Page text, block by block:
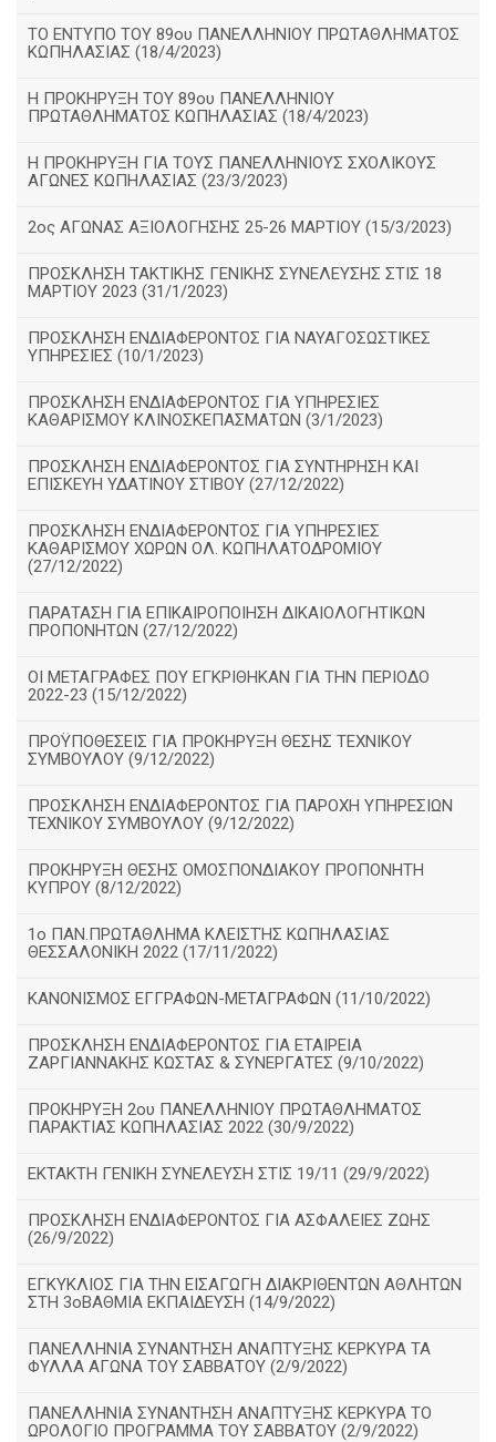
ΤΟ ΕΝΤΥΠΟ ΤΟΥ 89ου ΠΑΝΕΛΛΗΝΙΟΥ ΠΡΩΤΑΘΛΗΜΑΤΟΣ
ΚΩΠΗΛΑΣΙΑΣ (18/4/2023)
Η ΠΡΟΚΗΡΥΞΗ ΤΟΥ 89ου ΠΑΝΕΛΛΗΝΙΟΥ
ΠΡΩΤΑΘΛΗΜΑΤΟΣ ΚΩΠΗΛΑΣΙΑΣ (18/4/2023)
Η ΠΡΟΚΗΡΥΞΗ ΓΙΑ ΤΟΥΣ ΠΑΝΕΛΛΗΝΙΟΥΣ ΣΧΟΛΙΚΟΥΣ
ΑΓΩΝΕΣ ΚΩΠΗΛΑΣΙΑΣ (23/3/2023)
2ος ΑΓΩΝΑΣ ΑΞΙΟΛΟΓΗΣΗΣ 25-26 ΜΑΡΤΙΟΥ (15/3/2023)
ΠΡΟΣΚΛΗΣΗ ΤΑΚΤΙΚΗΣ ΓΕΝΙΚΗΣ ΣΥΝΕΛΕΥΣΗΣ ΣΤΙΣ 18
ΜΑΡΤΙΟΥ 2023 (31/1/2023)
ΠΡΟΣΚΛΗΣΗ ΕΝΔΙΑΦΕΡΟΝΤΟΣ ΓΙΑ ΝΑΥΑΓΟΣΩΣΤΙΚΕΣ
ΥΠΗΡΕΣΙΕΣ (10/1/2023)
ΠΡΟΣΚΛΗΣΗ ΕΝΔΙΑΦΕΡΟΝΤΟΣ ΓΙΑ ΥΠΗΡΕΣΙΕΣ
ΚΑΘΑΡΙΣΜΟΥ ΚΛΙΝΟΣΚΕΠΑΣΜΑΤΩΝ (3/1/2023)
ΠΡΟΣΚΛΗΣΗ ΕΝΔΙΑΦΕΡΟΝΤΟΣ ΓΙΑ ΣΥΝΤΗΡΗΣΗ ΚΑΙ
ΕΠΙΣΚΕΥΗ ΥΔΑΤΙΝΟΥ ΣΤΙΒΟΥ (27/12/2022)
ΠΡΟΣΚΛΗΣΗ ΕΝΔΙΑΦΕΡΟΝΤΟΣ ΓΙΑ ΥΠΗΡΕΣΙΕΣ
ΚΑΘΑΡΙΣΜΟΥ ΧΩΡΩΝ ΟΛ. ΚΩΠΗΛΑΤΟΔΡΟΜΙΟΥ
(27/12/2022)
ΠΑΡΑΤΑΣΗ ΓΙΑ ΕΠΙΚΑΙΡΟΠΟΙΗΣΗ ΔΙΚΑΙΟΛΟΓΗΤΙΚΩΝ
ΠΡΟΠΟΝΗΤΩΝ (27/12/2022)
ΟΙ ΜΕΤΑΓΡΑΦΕΣ ΠΟΥ ΕΓΚΡΙΘΗΚΑΝ ΓΙΑ ΤΗΝ ΠΕΡΙΟΔΟ
2022-23 (15/12/2022)
ΠΡΟΫΠΟΘΕΣΕΙΣ ΓΙΑ ΠΡΟΚΗΡΥΞΗ ΘΕΣΗΣ ΤΕΧΝΙΚΟΥ
ΣΥΜΒΟΥΛΟΥ (9/12/2022)
ΠΡΟΣΚΛΗΣΗ ΕΝΔΙΑΦΕΡΟΝΤΟΣ ΓΙΑ ΠΑΡΟΧΗ ΥΠΗΡΕΣΙΩΝ
ΤΕΧΝΙΚΟΥ ΣΥΜΒΟΥΛΟΥ (9/12/2022)
ΠΡΟΚΗΡΥΞΗ ΘΕΣΗΣ ΟΜΟΣΠΟΝΔΙΑΚΟΥ ΠΡΟΠΟΝΗΤΗ
ΚΥΠΡΟΥ (8/12/2022)
1ο ΠΑΝ.ΠΡΩΤΑΘΛΗΜΑ ΚΛΕΙΣΤΉΣ ΚΩΠΗΛΑΣΙΑΣ
ΘΕΣΣΑΛΟΝΙΚΗ 2022 (17/11/2022)
ΚΑΝΟΝΙΣΜΟΣ ΕΓΓΡΑΦΩΝ-ΜΕΤΑΓΡΑΦΩΝ (11/10/2022)
ΠΡΟΣΚΛΗΣΗ ΕΝΔΙΑΦΕΡΟΝΤΟΣ ΓΙΑ ΕΤΑΙΡΕΙΑ
ΖΑΡΓΙΑΝΝΑΚΗΣ ΚΩΣΤΑΣ & ΣΥΝΕΡΓΑΤΕΣ (9/10/2022)
ΠΡΟΚΗΡΥΞΗ 2ου ΠΑΝΕΛΛΗΝΙΟΥ ΠΡΩΤΑΘΛΗΜΑΤΟΣ
ΠΑΡΑΚΤΙΑΣ ΚΩΠΗΛΑΣΙΑΣ 2022 (30/9/2022)
ΕΚΤΑΚΤΗ ΓΕΝΙΚΗ ΣΥΝΕΛΕΥΣΗ ΣΤΙΣ 19/11 (29/9/2022)
ΠΡΟΣΚΛΗΣΗ ΕΝΔΙΑΦΕΡΟΝΤΟΣ ΓΙΑ ΑΣΦΑΛΕΙΕΣ ΖΩΗΣ
(26/9/2022)
ΕΓΚΥΚΛΙΟΣ ΓΙΑ ΤΗΝ ΕΙΣΑΓΩΓΗ ΔΙΑΚΡΙΘΕΝΤΩΝ ΑΘΛΗΤΩΝ
ΣΤΗ 3οΒΑΘΜΙΑ ΕΚΠΑΙΔΕΥΣΗ (14/9/2022)
ΠΑΝΕΛΛΗΝΙΑ ΣΥΝΑΝΤΗΣΗ ΑΝΑΠΤΥΞΗΣ ΚΕΡΚΥΡΑ ΤΑ
ΦΥΛΛΑ ΑΓΩΝΑ ΤΟΥ ΣΑΒΒΑΤΟΥ (2/9/2022)
ΠΑΝΕΛΛΗΝΙΑ ΣΥΝΑΝΤΗΣΗ ΑΝΑΠΤΥΞΗΣ ΚΕΡΚΥΡΑ ΤΟ
ΩΡΟΛΟΓΙΟ ΠΡΟΓΡΑΜΜΑ ΤΟΥ ΣΑΒΒΑΤΟΥ (2/9/2022)